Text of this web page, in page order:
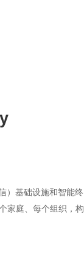
）基础设施和智能终
家庭、每个组织，构